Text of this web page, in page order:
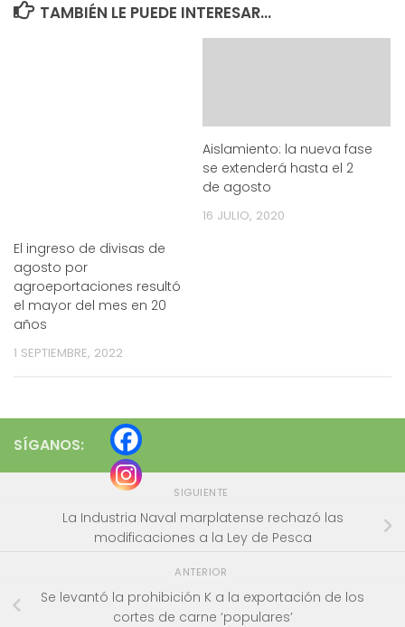
TAMBIÉN LE PUEDE INTERESAR...
El ingreso de divisas de
agosto por
agroeportaciones resultó
el mayor del mes en 20
años
1 SEPTIEMBRE, 2022
Aislamiento: la nueva fase
se extenderá hasta el 2
de agosto
16 JULIO, 2020
SÍGANOS:
SIGUIENTE
La Industria Naval marplatense rechazó las
modificaciones a la Ley de Pesca
ANTERIOR
Se levantó la prohibición K a la exportación de los
cortes de carne ‘populares’